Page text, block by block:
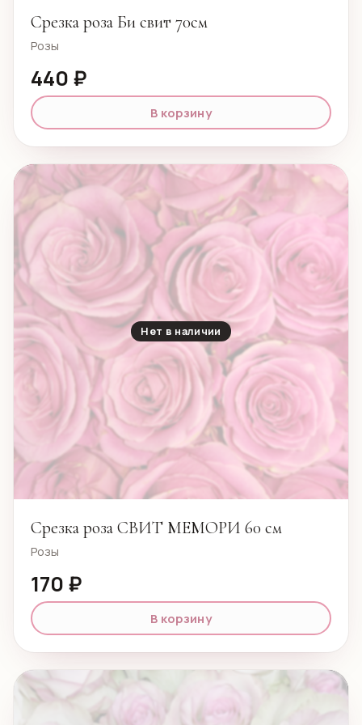
Срезка роза Би свит 70см
Розы
440 ₽
В корзину
Нет в наличии
Срезка роза СВИТ МЕМОРИ 60 см
Розы
170 ₽
В корзину